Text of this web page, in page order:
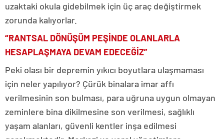
uzaktaki okula gidebilmek için üç araç değiştirmek
zorunda kalıyorlar.
“RANTSAL DÖNÜŞÜM PEŞİNDE OLANLARLA
HESAPLAŞMAYA DEVAM EDECEĞİZ”
Peki olası bir depremin yıkıcı boyutlara ulaşmaması
için neler yapılıyor? Çürük binalara imar affı
verilmesinin son bulması, para uğruna uygun olmayan
zeminlere bina dikilmesine son verilmesi, sağlıklı
yaşam alanları, güvenli kentler inşa edilmesi